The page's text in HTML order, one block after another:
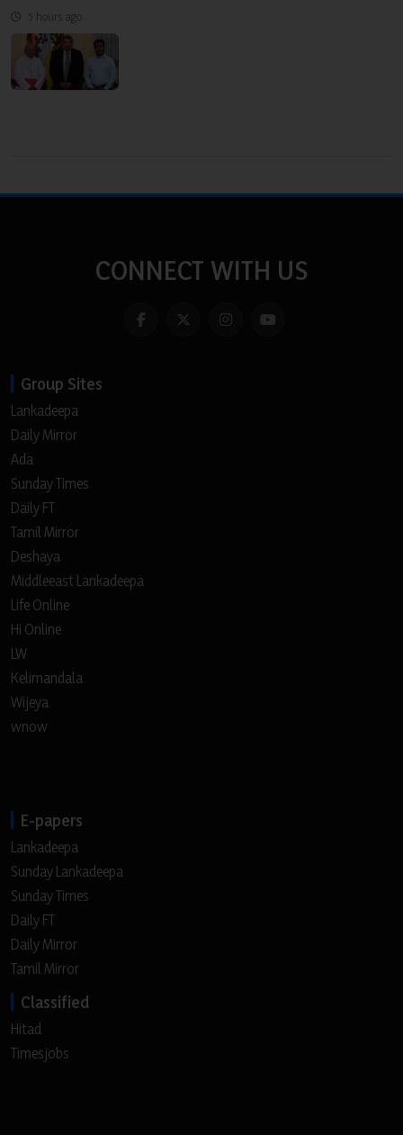
5 hours ago
CONNECT WITH US
Group Sites
Lankadeepa
Daily Mirror
Ada
Sunday Times
Daily FT
Tamil Mirror
Deshaya
Middleeast Lankadeepa
Life Online
Hi Online
LW
Kelimandala
Wijeya
wnow
E-papers
Lankadeepa
Sunday Lankadeepa
Sunday Times
Daily FT
Daily Mirror
Tamil Mirror
Classified
Hitad
Timesjobs